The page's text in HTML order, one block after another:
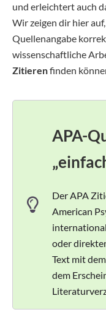
und erleichtert auch
Wir zeigen dir hier
Quellenangabe
wissenschaftliche
Zitierenfinden
APA-
Der APA
American
oder
Text mit
dem